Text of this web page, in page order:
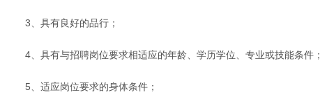
3、具有良好的品行；
4、具有与招聘岗位要求相适应的年龄、学历学位、专业或技能条件；
5、适应岗位要求的身体条件；